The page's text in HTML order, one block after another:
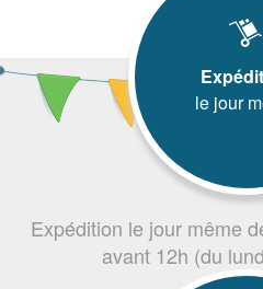
le jour
Expédition le jour même
avant 12h (du